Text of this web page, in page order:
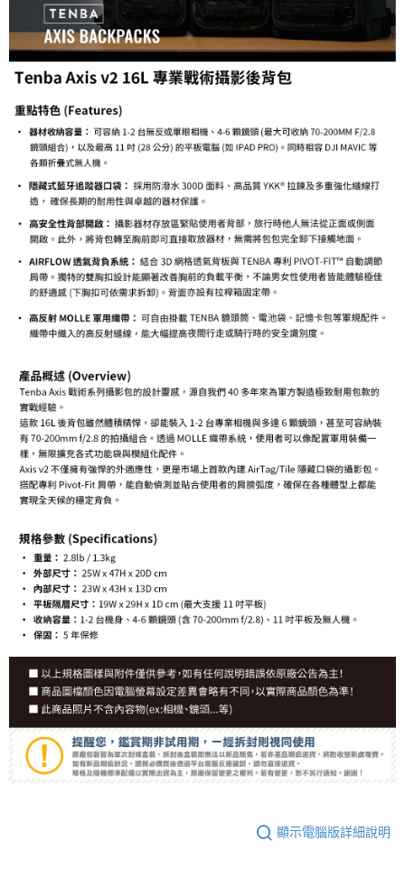
【注意事項】
１．透過由恩沛科技股份有限公司提供之「AFTEE先享後付」服務完成之交
易，需依本服務之必要範圍內提供個人資料，並將交易相關給付款項請求債
權轉讓予恩沛科技股份有限公司。
２．關於個人資料處理事宜，請瀏覽以下網址：
https://aftee.tw/terms/#terms3
３．未成年的使用者請事先徵得法定代理人或監護人之同意方可使用
「AFTEE先享後付」，若未經同意申辦者引起之損失，本公司不負相關責
任。
４．使用「AFTEE先享後付」時，將依據個別帳號之用戶狀況，依本公司即
時審查核予不同之上限額度；若仍有額度不足之情形，本公司將視審查結果
請求用戶進行身份認證。
５．嚴禁一人註冊多個帳號或使用他人資訊註冊。若發現惡意使用之情形，
恩沛科技股份有限公司將有權停止該用戶之使用額度並採取法律行動。
顯示電腦版詳細說明